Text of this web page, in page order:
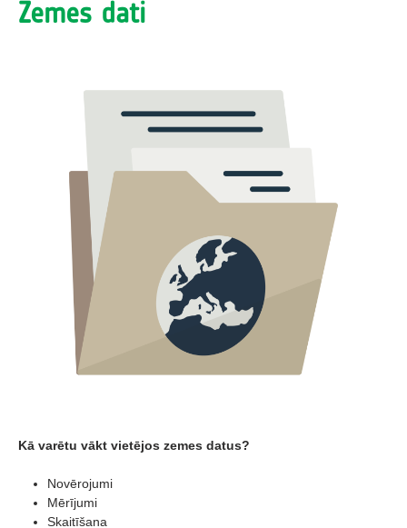
izmantojot EO datus, kas pieejami
produkti.
Vējš var daudz ko pastāstīt par gaisa masu kustību un
par to, kā lielas vētras pārvietojas no Atlantijas okeāna
virs Atlantijas okeāna uz Eiropu - kā piemēru var
plūsmas, kā arī atmosfēras un okeāna apstākļus.
Šis
klases resurss
izmanto viesuļvētras "Metjū"
piemēru, lai izpētītu Zemes novērošanas datu
lietojumu viesuļvētru izsekošanā.
Vai vēlaties apkopot datus?Veiciet vietējo laikapstākļu
uzskaiti, kurā var iekļaut:
Gaisa temperatūra
Nokrišņi
Vējš
Mitrums
Aptaujājiet vecākus, skolotājus, vecvecākus u.c., vai viņi
atceras ekstrēmus laikapstākļus.
Zemes dati
Kā varētu vākt vietējos zemes datus?
Novērojumi
Mērījumi
Skaitīšana